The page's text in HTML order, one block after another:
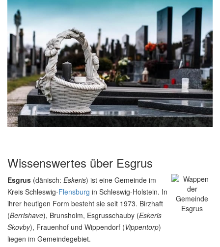
Wissenswertes über Esgrus
Esgrus (dänisch: Eskeris) ist eine Gemeinde im
Kreis Schleswig-Flensburg in Schleswig-Holstein. In
ihrer heutigen Form besteht sie seit 1973. Birzhaft
(Berrishave), Brunsholm, Esgrusschauby (Eskeris
Skovby), Frauenhof und Wippendorf (Vippentorp)
liegen im Gemeindegebiet.